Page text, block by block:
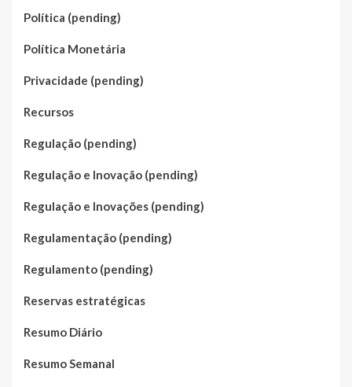
Política (pending)
Política Monetária
Privacidade (pending)
Recursos
Regulação (pending)
Regulação e Inovação (pending)
Regulação e Inovações (pending)
Regulamentação (pending)
Regulamento (pending)
Reservas estratégicas
Resumo Diário
Resumo Semanal